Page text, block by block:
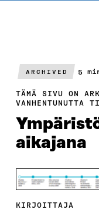
ARCHIVED 5
TÄMÄ SIVU ON
VANHENTUNUTTA
aikajana
KIRJOITTAJA